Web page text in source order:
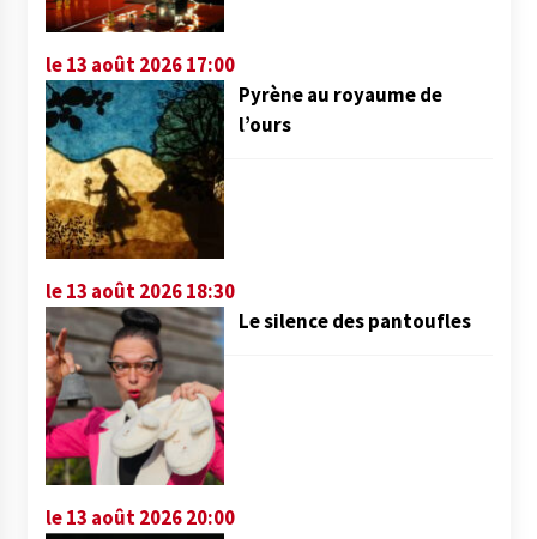
le 13 août 2026 17:00
Pyrène au royaume de
l’ours
le 13 août 2026 18:30
Le silence des pantoufles
le 13 août 2026 20:00